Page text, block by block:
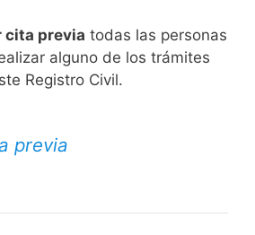
previa todas las personas
alguno de los trámites
Registro Civil.​
previa